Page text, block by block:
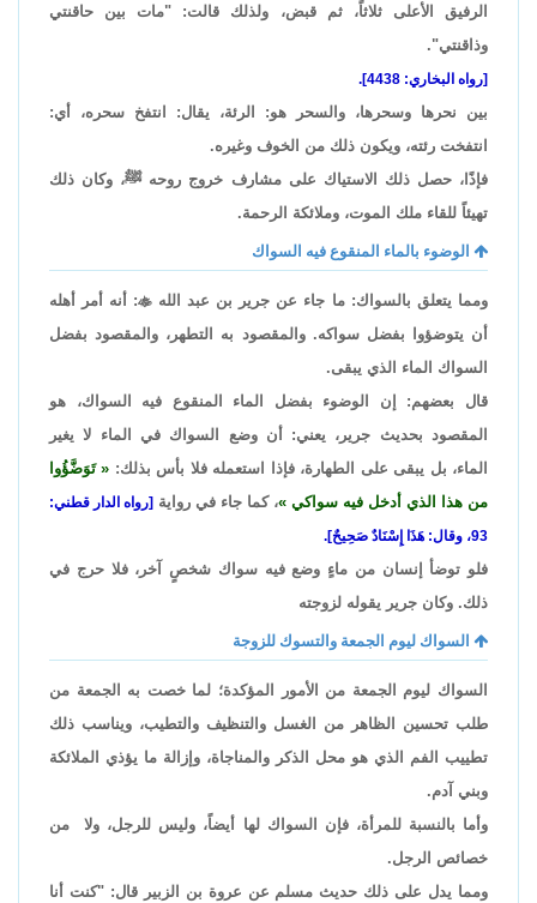
الرفيق الأعلى ثلاثاً، ثم قبض، ولذلك قالت: "مات بين حاقنتي
وذاقنتي".
[رواه البخاري: 4438].
بين نحرها وسحرها، والسحر هو: الرئة، يقال: انتفخ سحره، أي:
انتفخت رئته، ويكون ذلك من الخوف وغيره.
فإذًا، حصل ذلك الاستياك على مشارف خروج روحه ﷺ، وكان ذلك
تهيئاً للقاء ملك الموت، وملائكة الرحمة.
الوضوء بالماء المنقوع فيه السواك
ومما يتعلق بالسواك: ما جاء عن جرير بن عبد الله: أنه أمر أهله
أن يتوضؤوا بفضل سواكه. والمقصود به التطهر، والمقصود بفضل
السواك الماء الذي يبقى.
قال بعضهم: إن الوضوء بفضل الماء المنقوع فيه السواك، هو
المقصود بحديث جرير، يعني: أن وضع السواك في الماء لا يغير
الماء، بل يبقى على الطهارة، فإذا استعمله فلا بأس بذلك:
تَوَضَّؤُوا
من هذا الذي أدخل فيه سواكي
، كما جاء في رواية [رواه الدار قطني:
93، وقال: هَذَا إِسْنَادٌ صَحِيحٌ].
فلو توضأ إنسان من ماءٍ وضع فيه سواك شخصٍ آخر، فلا حرج في
ذلك. وكان جرير يقوله لزوجته
السواك ليوم الجمعة والتسوك للزوجة
السواك ليوم الجمعة من الأمور المؤكدة؛ لما خصت به الجمعة من
طلب تحسين الظاهر من الغسل والتنظيف والتطيب، ويناسب ذلك
تطييب الفم الذي هو محل الذكر والمناجاة، وإزالة ما يؤذي الملائكة
وبني آدم.
وأما بالنسبة للمرأة، فإن السواك لها أيضاً، وليس للرجل، ولا من
خصائص الرجل.
ومما يدل على ذلك حديث مسلم عن عروة بن الزبير قال: "كنت أنا